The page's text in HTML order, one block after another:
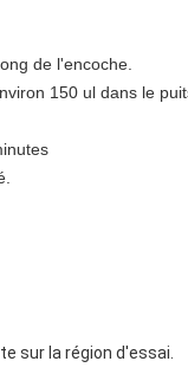
de l'encoche.
150 ul dans le
sur la région d'essai.